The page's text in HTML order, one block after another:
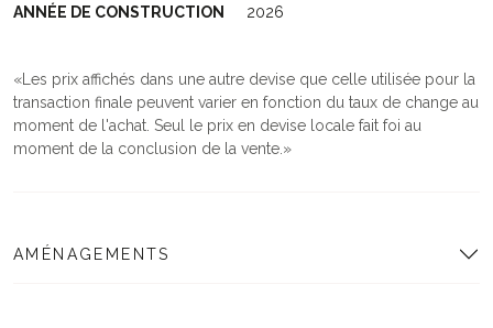
ANNÉE DE CONSTRUCTION 2026
Les prix affichés dans une autre devise que celle utilisée pour la
transaction finale peuvent varier en fonction du taux de change au
moment de l'achat. Seul le prix en devise locale fait foi au
moment de la conclusion de la vente.
AMÉNAGEMENTS